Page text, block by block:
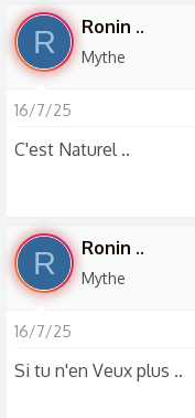
R Ronin ..
Mythe
16/7/25
C'est Naturel ..
R Ronin ..
Mythe
16/7/25
Si tu n'en Veux plus ..